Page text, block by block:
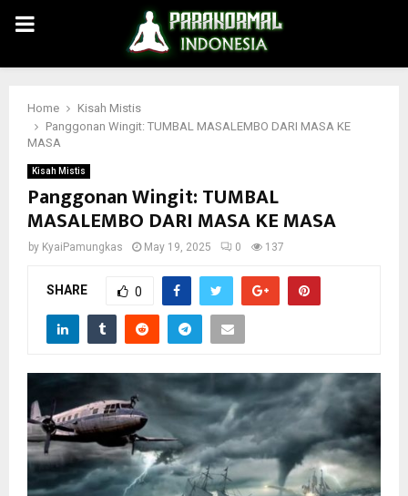
PRIMARY
MENU
Home
Kisah Mistis
Panggonan Wingit: TUMBAL MASALEMBO DARI MASA KE
MASA
Kisah Mistis
Panggonan Wingit: TUMBAL
MASALEMBO DARI MASA KE MASA
by KyaiPamungkas May 19, 2025 0 137
SHARE 0